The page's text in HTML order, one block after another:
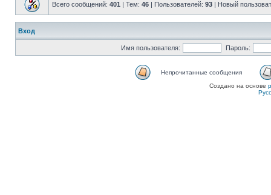
Всего сообщений: 401 | Тем: 46 | Пользователей: 93 | Новый
Вход
Имя пользователя: Пароль:
Непрочитанные сообщения
Создано на основе